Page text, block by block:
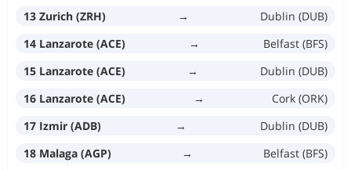
13 Zurich (ZRH)
→
Dublin (DUB)
14 Lanzarote (ACE)
→
Belfast (BFS)
15 Lanzarote (ACE)
→
Dublin (DUB)
16 Lanzarote (ACE)
→
Cork (ORK)
17 Izmir (ADB)
→
Dublin (DUB)
18 Malaga (AGP)
→
Belfast (BFS)